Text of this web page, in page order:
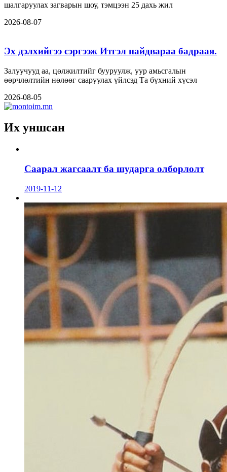
шалгаруулах загварын шоу, тэмцээн 25 дахь жил
2026-08-07
Эх дэлхийгээ сэргээж Итгэл найдвараа бадраая.
Залуучууд аа, цөлжилтийг бууруулж, уур амьсгалын
өөрчлөлтийн нөлөөг сааруулах үйлсэд Та бүхний хүсэл
2026-08-05
Их уншсан
Саарал жагсаалт ба шударга олборлолт
2019-11-12